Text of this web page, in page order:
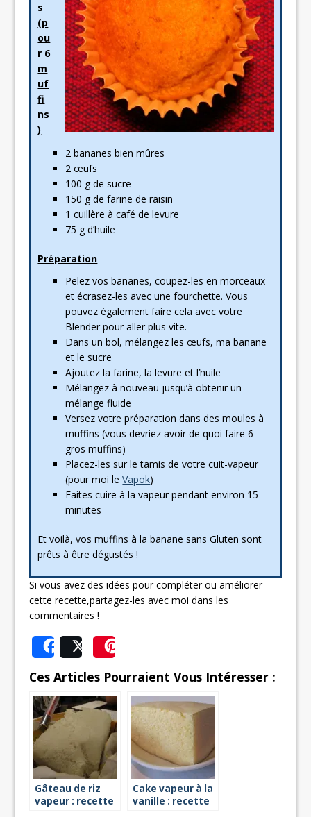
s
(p
ou
r 6
m
uf
fi
ns
)
2 bananes bien mûres
2 œufs
100 g de sucre
150 g de farine de raisin
1 cuillère à café de levure
75 g d’huile
Préparation
Pelez vos bananes, coupez-les en morceaux
et écrasez-les avec une fourchette. Vous
pouvez également faire cela avec votre
Blender pour aller plus vite.
Dans un bol, mélangez les œufs, ma banane
et le sucre
Ajoutez la farine, la levure et l’huile
Mélangez à nouveau jusqu’à obtenir un
mélange fluide
Versez votre préparation dans des moules à
muffins (vous devriez avoir de quoi faire 6
gros muffins)
Placez-les sur le tamis de votre cuit-vapeur
(pour moi leVapok)
Faites cuire à la vapeur pendant environ 15
minutes
Et voilà, vos muffins à la banane sans Gluten sont
prêts à être dégustés !
Si vous avez des idées pour compléter ou améliorer
cette recette,partagez-les avec moi dans les
commentaires !
SharePost
Ces Articles Pourraient Vous Intéresser :
Gâteau de riz
vapeur : recette
Cake vapeur à la
vanille : recette